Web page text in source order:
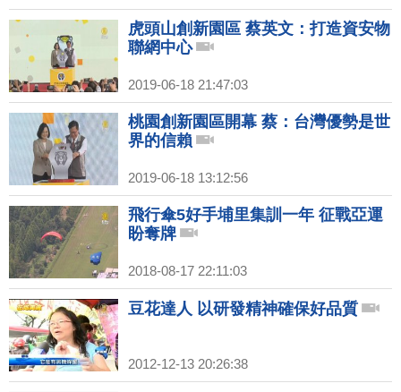
虎頭山創新園區 蔡英文：打造資安物
聯網中心
2019-06-18 21:47:03
桃園創新園區開幕 蔡：台灣優勢是世
界的信賴
2019-06-18 13:12:56
飛行傘5好手埔里集訓一年 征戰亞運
盼奪牌
2018-08-17 22:11:03
豆花達人 以研發精神確保好品質
2012-12-13 20:26:38